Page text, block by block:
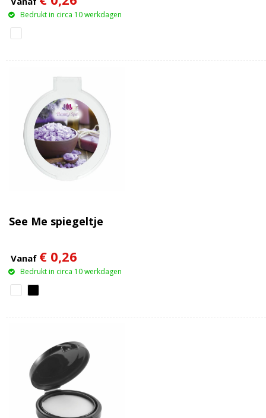
Bedrukt in circa 10 werkdagen
See Me spiegeltje
Vanaf € 0,26
Bedrukt in circa 10 werkdagen